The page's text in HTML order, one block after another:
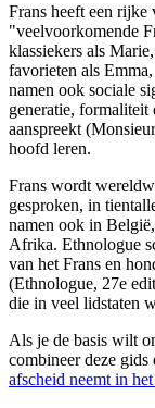
Frans heeft een rijke
"veelvoorkomende
klassiekers als
favorieten als
namen ook sociale
generatie, formaliteit
aanspreekt
hoofd leren.
Frans wordt
gesproken, in
namen ook in
Afrika. Ethnologue
van het Frans en
(Ethnologue, 27e
die in veel lidstaten
Als je de basis wilt
combineer deze gids
afscheid neemt in